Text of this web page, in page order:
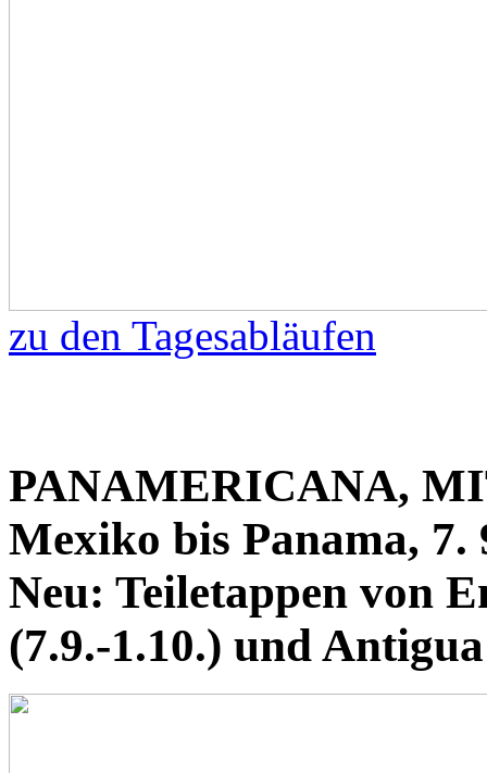
zu den Tagesabläufen
PANAMERICANA,
Mexiko bis Panama, 7.
Neu: Teiletappen von
(7.9.-1.10.) und